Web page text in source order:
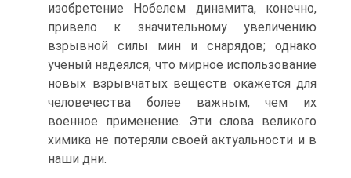
изобретение Нобелем динамита, конечно,
привело к значительному увеличению
взрывной силы мин и снарядов; однако
ученый надеялся, что мирное использование
новых взрывчатых веществ окажется для
человечества более важным, чем их
военное применение. Эти слова великого
химика не потеряли своей актуальности и в
наши дни.